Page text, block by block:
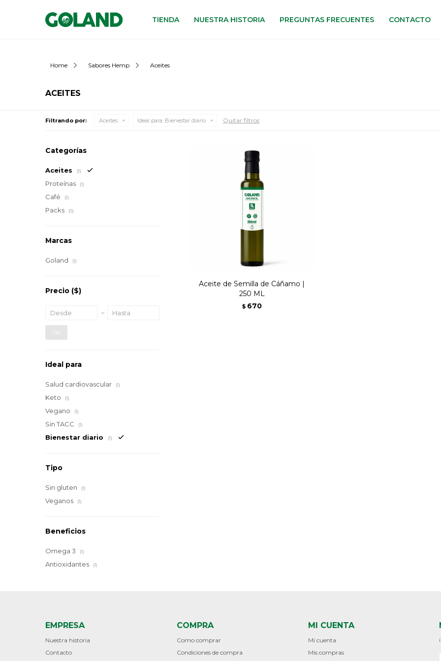
TIENDA NUESTRA HISTORIA PREGUNTAS FRECUENTES CONTACTO
Home Sabores Hemp Aceites
ACEITES
Filtrando por: Aceites Ideal para: Bienestar diario Quitar filtros
Aceite de Semilla de Cáñamo |
250 ML
$ 670
Categorías
Aceites (1)
Proteínas (1)
Café (1)
Packs (5)
Marcas
Goland (1)
Precio ($)
OK
Ideal para
Salud cardiovascular (1)
Keto (1)
Vegano (1)
Sin TACC (1)
Bienestar diario (1)
Tipo
Sin gluten (1)
Veganos (1)
Beneficios
Omega 3 (1)
Antioxidantes (1)
EMPRESA
Nuestra historia
Contacto
COMPRA
Como comprar
Condiciones de compra
MI CUENTA
Mi cuenta
Mis compras